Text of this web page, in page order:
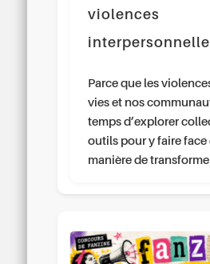
violences
Parce que les
vies et nos
temps d’explorer
outils pour y faire face
manière de